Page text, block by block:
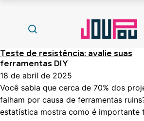
Teste de resistência: avalie suas
ferramentas DIY
18 de abril de 2025
Você sabia que cerca de 70% dos
falham por causa de ferramentas
estatística mostra como é importante